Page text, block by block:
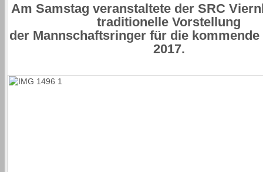
Am Samstag veranstaltete der SRC
traditionelle Vorstellung
der Mannschaftsringer für die
2017.